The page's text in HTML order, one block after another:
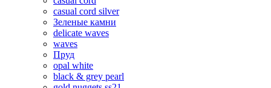
casual cord silver
Зеленые камни
delicate waves
waves
Пруд
opal white
black & grey pearl